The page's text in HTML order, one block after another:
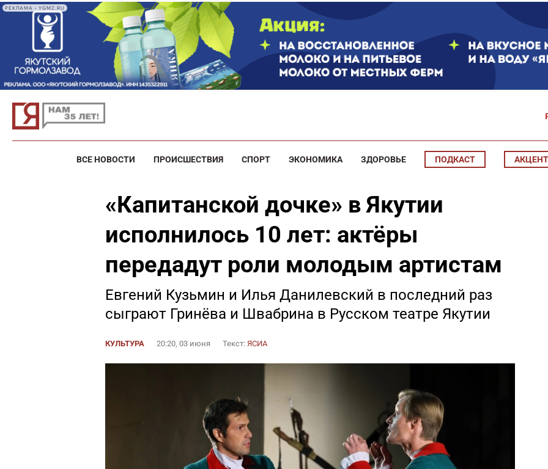
РЕКЛАМА • YGMZ.RU
ВСЕ НОВОСТИ ПРОИСШЕСТВИЯ СПОРТ ЭКОНОМИКА ЗДОРОВЬЕ ПОДКАСТ АКЦЕНТ
«Капитанской дочке» в Якутии
исполнилось 10 лет: актёры
передадут роли молодым артистам
Евгений Кузьмин и Илья Данилевский в последний раз
сыграют Гринёва и Швабрина в Русском театре Якутии
КУЛЬТУРА 20:20, 03 июня Текст: ЯСИА